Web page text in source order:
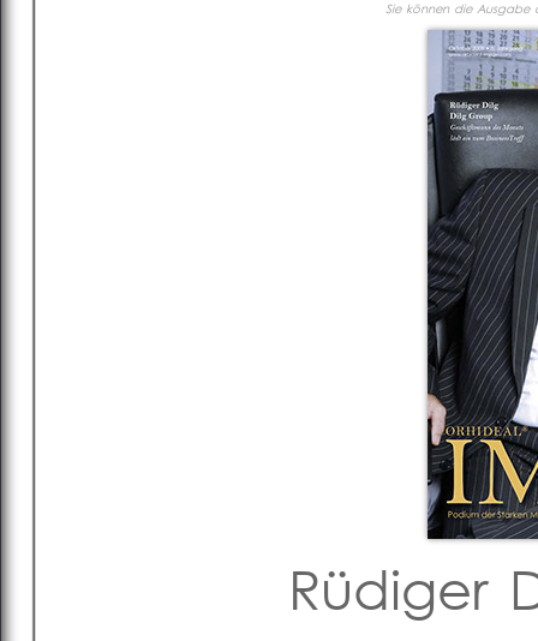
Sie können die Ausgabe
Rüdiger